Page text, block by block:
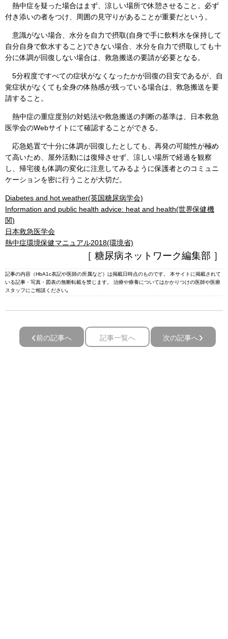
熱中症を疑った場合はまず、涼しい場所で休憩させること。必ず
付き添いの者をつけ、周囲の見守りがあることが重要だという。
意識がない場合、水分を自力で摂取(自身で手に飲料水を保持して
自分自身で飲水すること)できない場合、水分を自力で摂取しても十
分に体調が回復しない場合は、救急搬送の要請が必要となる。
5分程度ですべての症状がなくなったかが回復の目安であるが、自
覚症状がなくても全身の体熱感が残っている場合は、救急搬送を要
請すること。
熱中症の重症度別の対処法や救急搬送の判断の基準は、日本救急
医学会のWebサイトにて確認することができる。
応急処置で十分に体調が回復したとしても、再発の可能性が極め
て高いため、屋外活動には復帰させず、涼しい場所で経過を観察
し、帰宅後も体調の変化に注意してみるように保護者とのコミュニ
ケーションを密に行うことが大切だ。
Diabetes and hot weather(英国糖尿病学会)
Information and public health advice: heat and health(世界保健機
関)
日本救急医学会
熱中症環境保健マニュアル2018(環境省)
［ 糖尿病ネットワーク編集部 ］
記事の内容（HbA1c表記や医師の所属など）は掲載日時点のものです。 本サイトに掲載されて
いる記事・写真・図表の無断転載を禁じます。 治療や療養についてはかかりつけの医師や医療
スタッフにご相談ください｡
前の記事へ 記事一覧へ 次の記事へ